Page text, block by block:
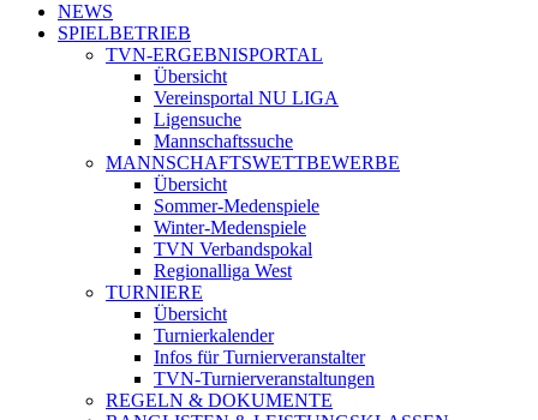
NEWS
SPIELBETRIEB
TVN-ERGEBNISPORTAL
Übersicht
Vereinsportal NU LIGA
Ligensuche
Mannschaftssuche
MANNSCHAFTSWETTBEWERBE
Übersicht
Sommer-Medenspiele
Winter-Medenspiele
TVN Verbandspokal
Regionalliga West
TURNIERE
Übersicht
Turnierkalender
Infos für Turnierveranstalter
TVN-Turnierveranstaltungen
REGELN & DOKUMENTE